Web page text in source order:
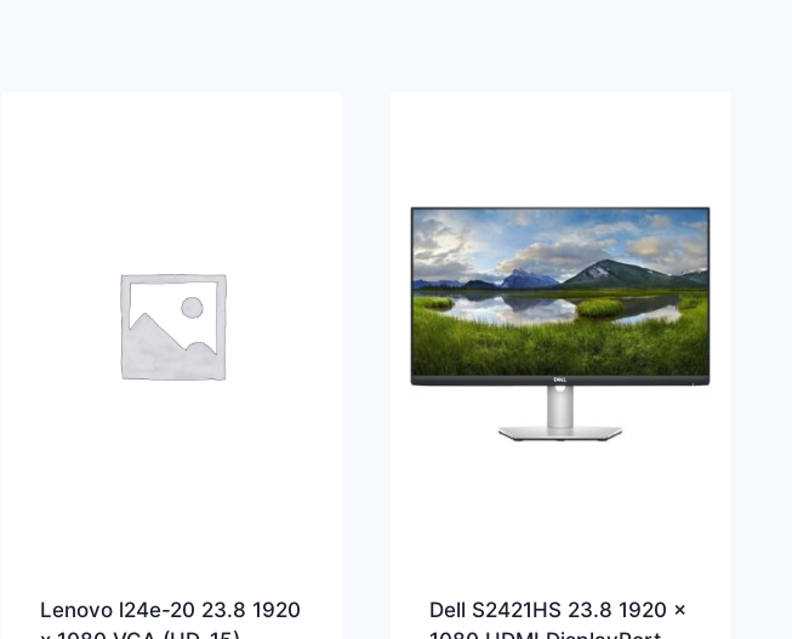
Lenovo l24e-20 23.8 1920
Dell S2421HS 23.8 1920 x